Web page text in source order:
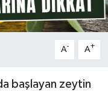
A- A+
başlayan zeytin